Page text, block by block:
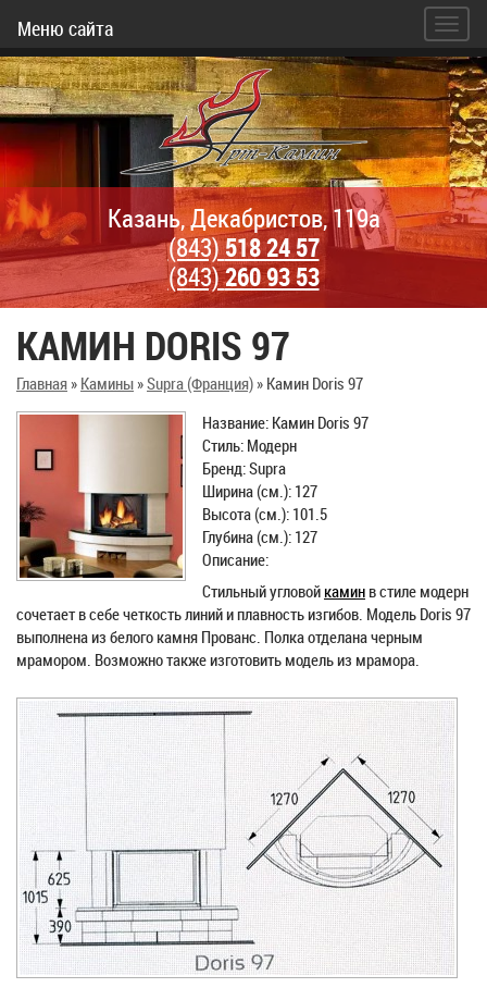
Меню сайта
Казань, Декабристов, 119а
(843)518 24 57
(843)260 93 53
КАМИН DORIS 97
Главная» Камины»Supra (Франция)» Камин Doris 97
Название: Камин Doris 97
Стиль: Модерн
Бренд: Supra
Ширина (см.): 127
Высота (см.): 101.5
Глубина (см.): 127
Описание:
Стильный угловой камин в стиле модерн
сочетает в себе четкость линий и плавность изгибов. Модель Doris 97
выполнена из белого камня Прованс. Полка отделана черным
мрамором. Возможно также изготовить модель из мрамора.